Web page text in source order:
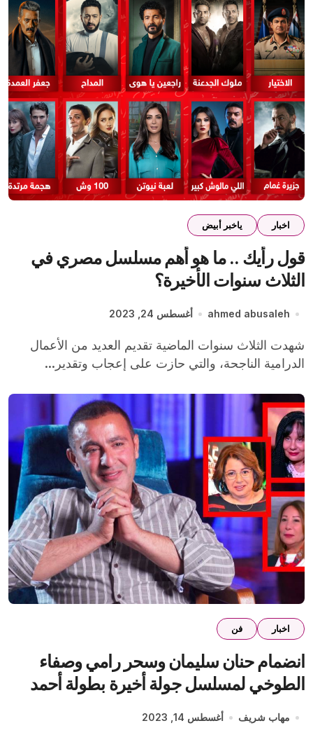
اخبار ياخبر أبيض
قول رأيك .. ما هو أهم مسلسل مصري في
الثلاث سنوات الأخيرة؟
ahmed abusaleh أغسطس 24, 2023
شهدت الثلاث سنوات الماضية تقديم العديد من الأعمال
الدرامية الناجحة، والتي حازت على إعجاب وتقدير...
اخبار فن
انضمام حنان سليمان وسحر رامي وصفاء
الطوخي لمسلسل جولة أخيرة بطولة أحمد
السقا والعرض على شاهد
مهاب شريف أغسطس 14, 2023